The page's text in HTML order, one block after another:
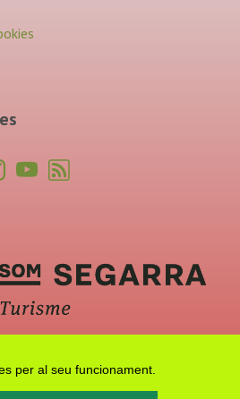
per al seu funcionament.